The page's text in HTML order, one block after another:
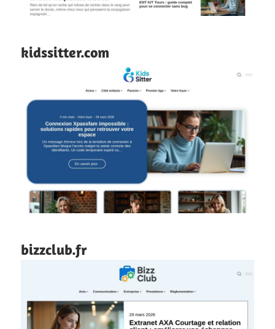
kidssitter.com
bizzclub.fr